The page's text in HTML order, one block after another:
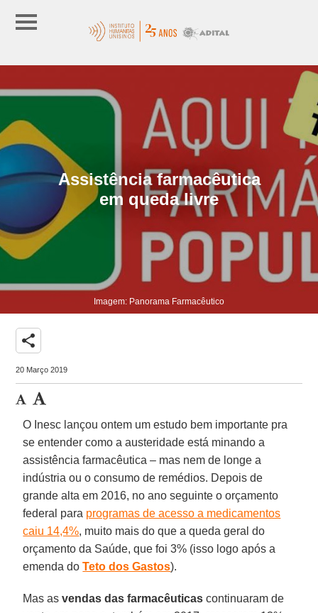
Assistência farmacêutica
em queda livre
Imagem: Panorama Farmacêutico
share
20 Março 2019
O Inesc lançou ontem um estudo bem importante pra
se entender como a austeridade está minando a
assistência farmacêutica – mas nem de longe a
indústria ou o consumo de remédios. Depois de
grande alta em 2016, no ano seguinte o orçamento
federal para programas de acesso a medicamentos
caiu 14,4%, muito mais do que a queda geral do
orçamento da Saúde, que foi 3% (isso logo após a
emenda doTeto dos Gastos).
Mas asvendas das farmacêuticas continuaram de